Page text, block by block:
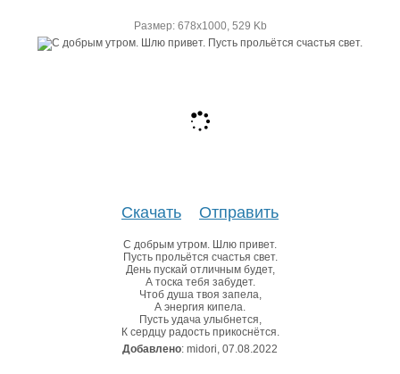
Размер: 678х1000, 529 Kb
Скачать Отправить
С добрым утром. Шлю привет.
Пусть прольётся счастья свет.
День пускай отличным будет,
А тоска тебя забудет.
Чтоб душа твоя запела,
А энергия кипела.
Пусть удача улыбнется,
К сердцу радость прикоснётся.
Добавлено: midori, 07.08.2022